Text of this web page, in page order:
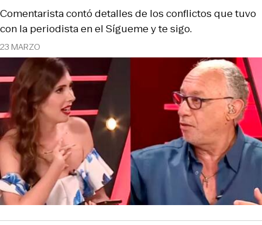
23 MARZO
Comentarista contó detalles de los conflictos que tuvo
con la periodista en el Sígueme y te sigo.